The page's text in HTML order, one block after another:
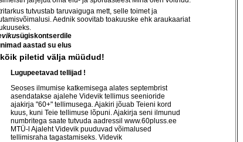
tutvustab taruvaiguga mett, selle toimet ja
Aednik soovitab toakuuske ehk araukaariat
sügiskontserdile
aastad su elus
piletid välja müüdud!
Lugupeetavad tellijad !
Seoses ilmumise katkemisega alates septembrist
asendatakse ajalehe Videvik tellimus seenioride
ajakirja "60+" tellimusega. Ajakiri jõuab Teieni kord
kuus, kuni Teie tellimuse lõpuni. Ajakirja seni ilmunud
numbritega saate tutvuda aadressil www.60pluss.ee
MTÜ-l Ajaleht Videvik puuduvad võimalused
tellimisraha tagastamiseks. Videvik